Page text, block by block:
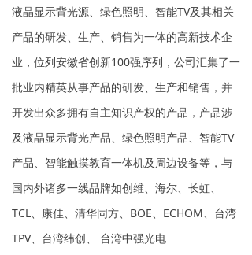
液晶显示背光源、绿色照明、智能TV及其相关
产品的研发、生产、销售为一体的高新技术企
业，位列安徽省创新100强序列，公司汇集了一
批业内精英从事产品的研发、生产和销售，并
开发出众多拥有自主知识产权的产品，产品涉
及液晶显示背光产品、绿色照明产品、智能TV
产品、智能触摸教育一体机及周边设备等，与
国内外诸多一线品牌如创维、海尔、长虹、
TCL、康佳、清华同方、BOE、ECHOM、台湾
TPV、台湾纬创、 台湾中强光电